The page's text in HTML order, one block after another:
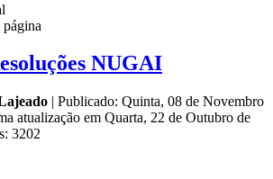
NUGAI
| Publicado: Quinta, 08 de Novembro
atualização em Quarta, 22 de Outubro de
3202